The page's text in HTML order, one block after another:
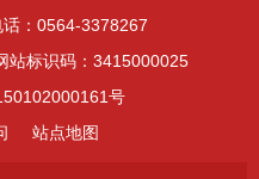
：0564-3378267
站标识码：3415000025
号
站点地图